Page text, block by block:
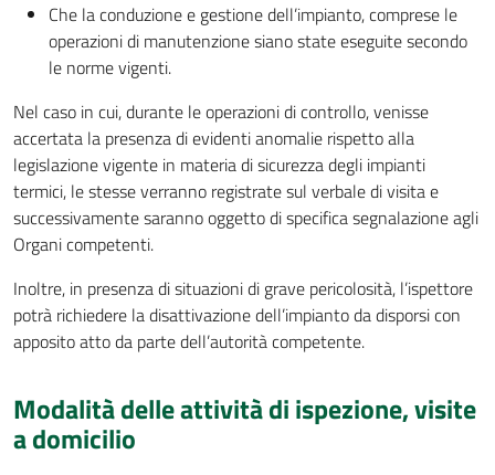
Che la conduzione e gestione dell’impianto, comprese le
operazioni di manutenzione siano state eseguite secondo
le norme vigenti.
Nel caso in cui, durante le operazioni di controllo, venisse
accertata la presenza di evidenti anomalie rispetto alla
legislazione vigente in materia di sicurezza degli impianti
termici, le stesse verranno registrate sul verbale di visita e
successivamente saranno oggetto di specifica segnalazione agli
Organi competenti.
Inoltre, in presenza di situazioni di grave pericolosità, l’ispettore
potrà richiedere la disattivazione dell’impianto da disporsi con
apposito atto da parte dell’autorità competente.
Modalità delle attività di ispezione, visite
a domicilio